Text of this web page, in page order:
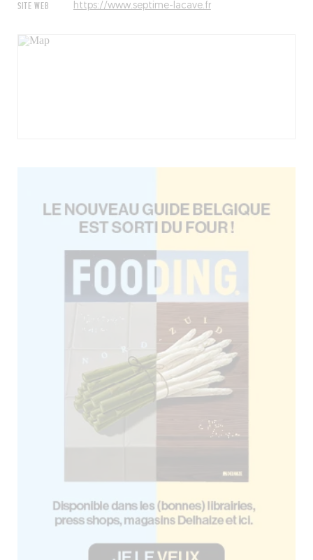
SITE WEB https://www.septime-lacave.fr